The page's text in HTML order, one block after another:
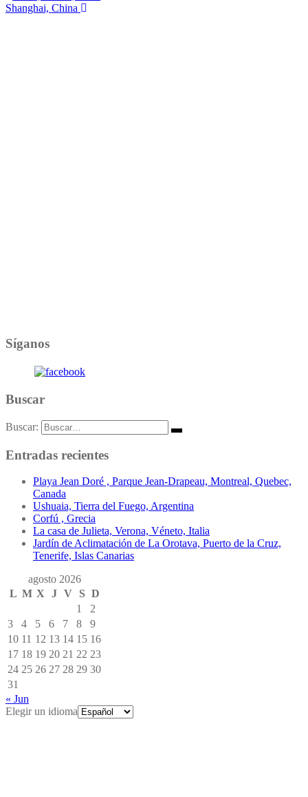
Shanghai, China
Síganos
Buscar
Buscar:
Entradas recientes
Playa Jean Doré , Parque Jean-Drapeau, Montreal, Quebec,
Canada
Ushuaia, Tierra del Fuego, Argentina
Corfú , Grecia
La casa de Julieta, Verona, Véneto, Italia
Jardín de Aclimatación de La Orotava, Puerto de la Cruz,
Tenerife, Islas Canarias
agosto 2026
L M X J V S D
1
2
3
4 5 6 7 8
9
10 11 12 13 14 15 16
17 18 19 20 21 22 23
24 25 26 27 28 29 30
31
« Jun
Elegir un idioma